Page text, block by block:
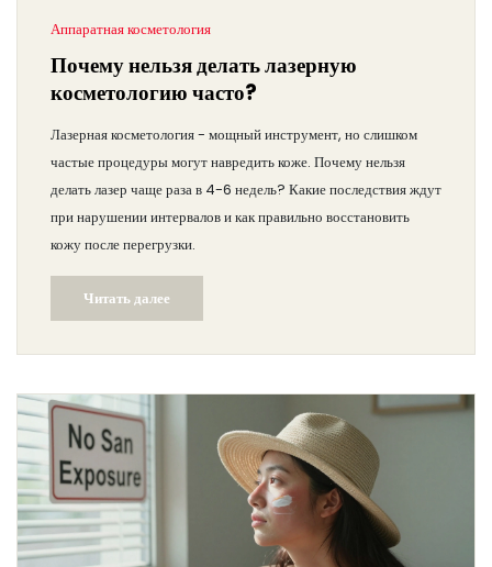
Аппаратная косметология
Почему нельзя делать лазерную
косметологию часто?
Лазерная косметология - мощный инструмент, но слишком
частые процедуры могут навредить коже. Почему нельзя
делать лазер чаще раза в 4-6 недель? Какие последствия ждут
при нарушении интервалов и как правильно восстановить
кожу после перегрузки.
Читать далее